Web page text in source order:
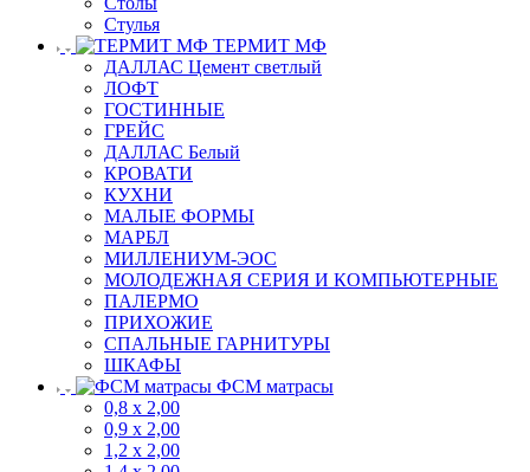
Стулья
ТЕРМИТ МФ
ДАЛЛАС Цемент светлый
ЛОФТ
ГОСТИННЫЕ
ГРЕЙС
ДАЛЛАС Белый
КРОВАТИ
КУХНИ
МАЛЫЕ ФОРМЫ
МАРБЛ
МИЛЛЕНИУМ-ЭОС
МОЛОДЕЖНАЯ СЕРИЯ И КОМПЬЮТЕРНЫЕ
ПАЛЕРМО
ПРИХОЖИЕ
СПАЛЬНЫЕ ГАРНИТУРЫ
ШКАФЫ
ФСМ матрасы
0,8 х 2,00
0,9 х 2,00
1,2 х 2,00